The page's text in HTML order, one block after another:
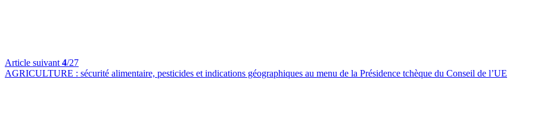
Article suivant 4/27
AGRICULTURE : sécurité alimentaire, pesticides et indications géographiques au menu de la Présidence tchèque du Conseil de l’UE